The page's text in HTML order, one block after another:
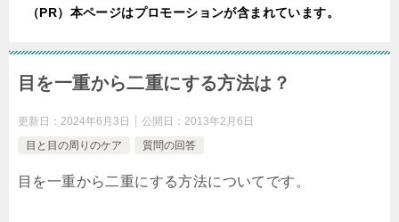
（PR）本ページはプロモーションが含まれています。
目を一重から二重にする方法は？
更新日： 2024年6月3日 公開日： 2013年2月6日
目と目の周りのケア
質問の回答
目を一重から二重にする方法についてです。